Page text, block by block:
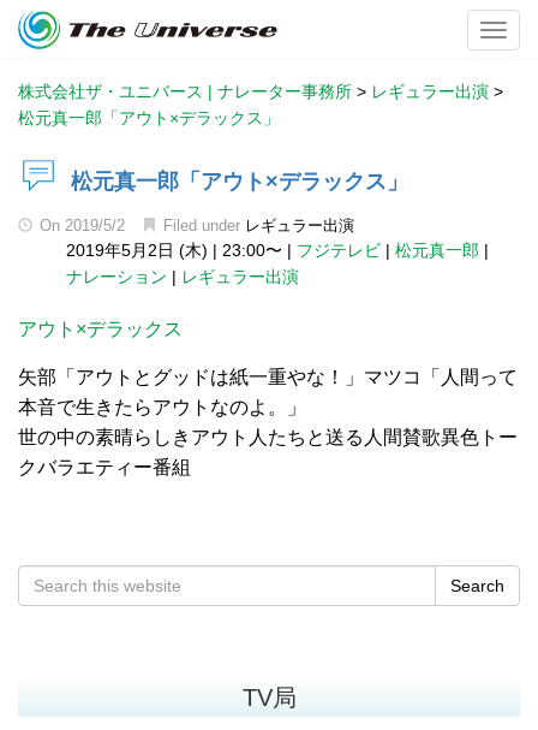
株式会社ザ・ユニバース | ナレーター事務所 > レギュラー出演 >
松元真一郎「アウト×デラックス」
松元真一郎「アウト×デラックス」
On 2019/5/2 Filed under レギュラー出演
2019年5月2日 (木) | 23:00〜 | フジテレビ | 松元真一郎 |
ナレーション | レギュラー出演
アウト×デラックス
矢部「アウトとグッドは紙一重やな！」マツコ「人間って
本音で生きたらアウトなのよ。」
世の中の素晴らしきアウト人たちと送る人間賛歌異色トー
クバラエティー番組
Search
TV局